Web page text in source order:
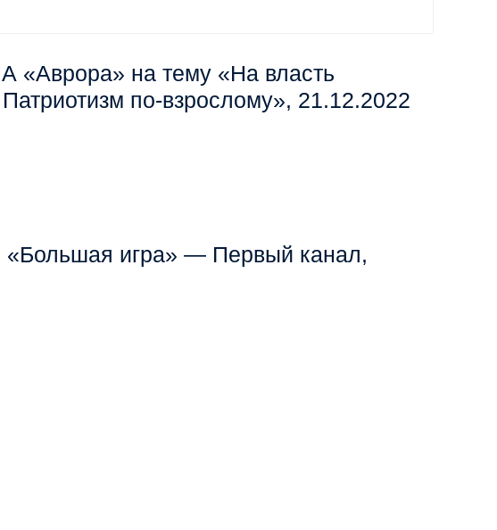
«Аврора» на тему «На власть
по-взрослому», 21.12.2022
«Большая игра» — Первый канал,